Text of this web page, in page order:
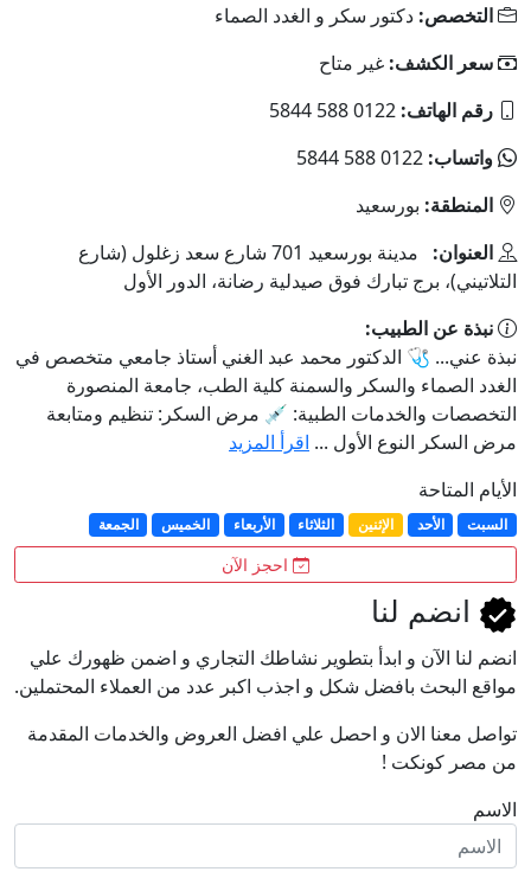
التخصص: دكتور سكر و الغدد الصماء
سعر الكشف: غير متاح
رقم الهاتف: 0122 588 5844
واتساب: 0122 588 5844
المنطقة: بورسعيد
العنوان:
مدينة بورسعيد 701 شارع سعد زغلول (شارع
التلاتيني)، برج تبارك فوق صيدلية رضانة، الدور الأول
نبذة عن الطبيب:
نبذة عني... 🩺 الدكتور محمد عبد الغني أستاذ جامعي متخصص في
الغدد الصماء والسكر والسمنة كلية الطب، جامعة المنصورة
التخصصات والخدمات الطبية: 💉 مرض السكر: تنظيم ومتابعة
مرض السكر النوع الأول ... اقرأ المزيد
الأيام المتاحة
السبت الأحد الإثنين الثلاثاء الأربعاء الخميس الجمعة
احجز الآن
انضم لنا
انضم لنا اﻵن و ابدأ بتطوير نشاطك التجاري و اضمن ظهورك علي
مواقع البحث بافضل شكل و اجذب اكبر عدد من العملاء المحتملين.
تواصل معنا الان و احصل علي افضل العروض والخدمات المقدمة
من مصر كونكت !
الاسم